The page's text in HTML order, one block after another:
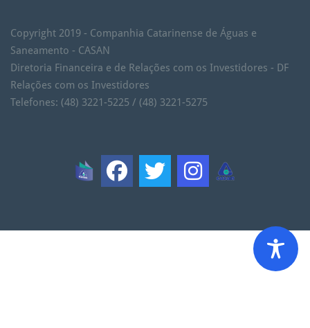
Copyright 2019 - Companhia Catarinense de Águas e
Saneamento - CASAN
Diretoria Financeira e de Relações com os Investidores - DF
Relações com os Investidores
Telefones: (48) 3221-5225 / (48) 3221-5275